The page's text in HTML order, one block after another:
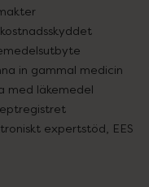
in gammal medicin
med läkemedel
expertstöd, EES